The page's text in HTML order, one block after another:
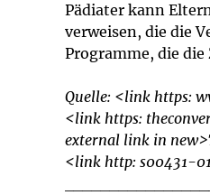
Pädiater kann
verweisen, die die
Programme, die
Quelle: <link https:
<link https:
external link in
<link http: s00431-